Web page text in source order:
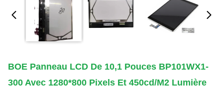
BOE Panneau LCD De 10,1 Pouces BP101WX1-
300 Avec 1280*800 Pixels Et 450cd/m2 Lumière